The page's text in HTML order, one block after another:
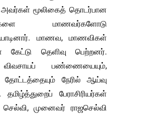
மூலிகைத் தொடர்பான
மாணவர்களோடு
மாணவ, மாணவிகள்
கேட்டு தெளிவு பெற்றனர்.
பண்ணையையும்,
தோட்டத்தையும் நேரில் ஆய்வு
பேராசிரியர்கள்
முனைவர் ராஜசெல்வி